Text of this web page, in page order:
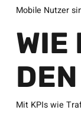
Mobile Nutzer
WIE
Mit KPIs wie